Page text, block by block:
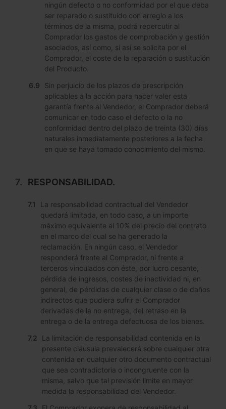
ningún defecto o no conformidad por el que deba
ser reparado o sustituido con arreglo a los
términos de la misma, podrá repercutir al
Comprador los gastos de comprobación y gestión
asociados, así como, si así se solicita por el
Comprador, el coste de la reparación o sustitución
del Producto.
Sin perjuicio de los plazos de prescripción
aplicables a la acción para hacer valer esta
garantía frente al Vendedor, el Comprador deberá
comunicar en todo caso el defecto o la no
conformidad dentro del plazo de treinta (30) días
naturales inmediatamente posteriores a la fecha
en que se haya tomado conocimiento del mismo.
RESPONSABILIDAD.
La responsabilidad contractual del Vendedor
quedará limitada, en todo caso, a un importe
máximo equivalente al 10% del precio del contrato
en el marco del cual se ha generado la
reclamación. En ningún caso, el Vendedor
responderá frente al Comprador, ni frente a
terceros vinculados con éste, por lucro cesante,
pérdida de ingresos, costes de inactividad ni, en
general, de pérdidas de cualquier clase o de daños
indirectos que pudiera sufrir el Comprador
derivadas de la no entrega, del retraso en la
entrega o de la entrega defectuosa de los bienes.
La limitación de responsabilidad contenida en la
presente cláusula prevalecerá sobre cualquier otra
contenida en cualquier otro documento contractual
que sea contradictoria o incongruente con la
misma, salvo que tal previsión limite en mayor
medida la responsabilidad del Vendedor.